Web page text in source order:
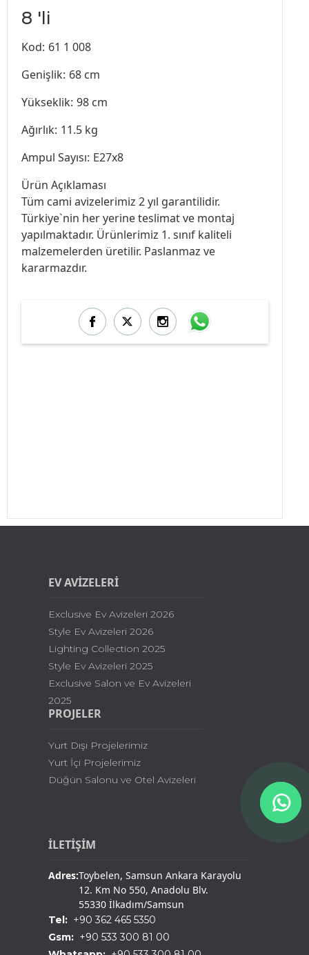
8 'li
Kod: 61 1 008
Genişlik: 68 cm
Yükseklik: 98 cm
Ağırlık: 11.5 kg
Ampul Sayısı: E27x8
Ürün Açıklaması
Tüm cami avizelerimiz 2 yıl garantilidir.
Türkiye`nin her yerine teslimat ve montaj
yapılmaktadır. Ürünlerimiz 1. sınıf kaliteli
malzemelerden üretilir. Paslanmaz ve
kararmazdır.
EV AVİZELERİ
Exclusive Ev Avizeleri 2026
Style Ev Avizeleri 2026
Lighting Collection 2025
Style Ev Avizeleri 2025
Exclusive Salon ve Ev Avizeleri
2025
PROJELER
Yurt Dışı Projelerimiz
Yurt İçi Projelerimiz
Düğün Salonu ve Otel Avizeleri
İLETİŞİM
Adres:Toybelen, Samsun Ankara Karayolu
12. Km No 550, Anadolu Blv.
55330 İlkadım/Samsun
Tel: +90 362 465 5350
Gsm: +90 533 300 81 00